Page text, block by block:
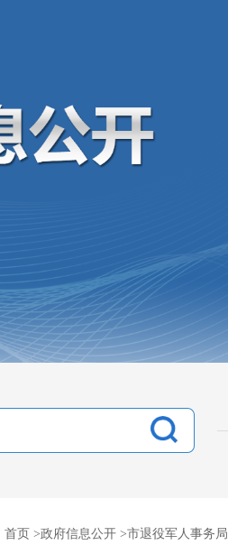
首页 >政府信息公开 >市退役军人事务局